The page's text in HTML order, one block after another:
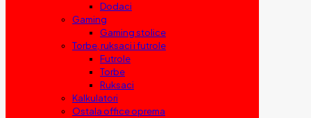
Dodaci
Gaming
Gaming stolice
Torbe, ruksaci i futrole
Futrole
Torbe
Ruksaci
Kalkulatori
Ostala office oprema